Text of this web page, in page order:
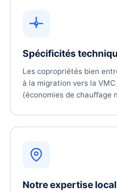
Spécificités
Les copropriétés bien
à la migration vers la
(économies de chauffage
Notre expertise